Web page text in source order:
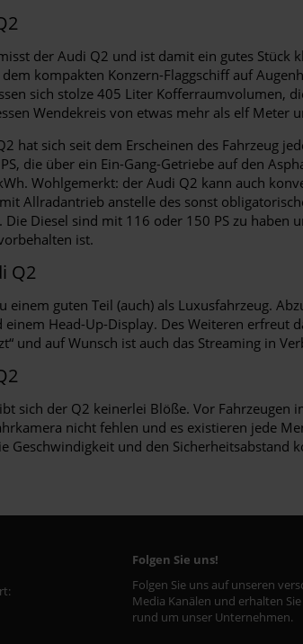
der Audi Q2 und ist damit ein gutes
kompakten Konzern-Flaggschiff auf
sich stolze 405 Liter
Wendekreis von etwas mehr als elf
hat sich seit dem Erscheinen des Fahrzeug
die über ein Ein-Gang-Getriebe auf den
Wohlgemerkt: der Audi Q2 kann auch
Allradantrieb anstelle des sonst
Die Diesel sind mit 116 oder 150 PS zu
ist.
Q2
einem guten Teil (auch) als Luxusfahrzeug.
einem Head-Up-Display. Des Weiteren
und auf Wunsch ist auch das Streaming in
sich der Q2 keinerlei Blöße. Vor
nicht fehlen und es existieren jede
Geschwindigkeit und den
Folgen Sie uns!
Folgen Sie uns auf unseren
Media Kanälen und erhalten
rund um unser Unternehmen.